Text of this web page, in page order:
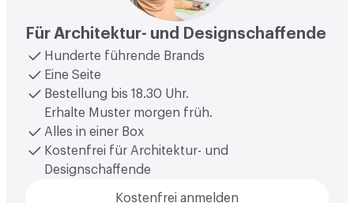
Für Architektur- und Designschaffende
Hunderte führende Brands
Eine Seite
Bestellung bis 18.30 Uhr.
Erhalte Muster morgen früh.
Alles in einer Box
Kostenfrei für Architektur- und
Designschaffende
Kostenfrei anmelden